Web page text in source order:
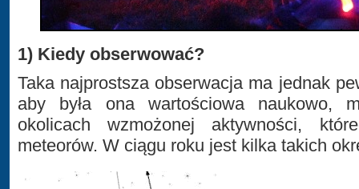
1) Kiedy obserwować?
Taka najprostsza obserwacja ma jednak
aby była ona wartościowa naukowo,
okolicach wzmożonej aktywności,
meteorów. W ciągu roku jest kilka takich